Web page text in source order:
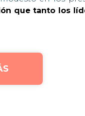
que tanto los